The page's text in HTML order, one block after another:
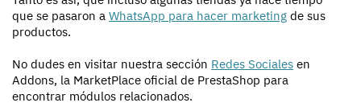
que se pasaron a WhatsApp para hacer marketing de sus
productos.
No dudes en visitar nuestra sección Redes Sociales en
Addons, la MarketPlace oficial de PrestaShop para
encontrar módulos relacionados.